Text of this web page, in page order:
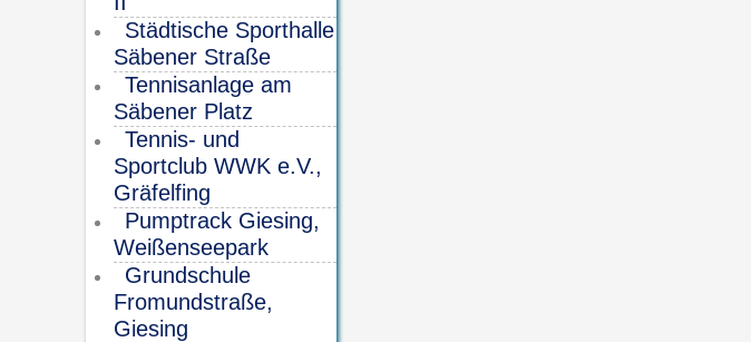
Städtische Sporthalle
Säbener Straße
Tennisanlage am
Säbener Platz
Tennis- und
Sportclub WWK e.V.,
Gräfelfing
Pumptrack Giesing,
Weißenseepark
Grundschule
Fromundstraße,
Giesing